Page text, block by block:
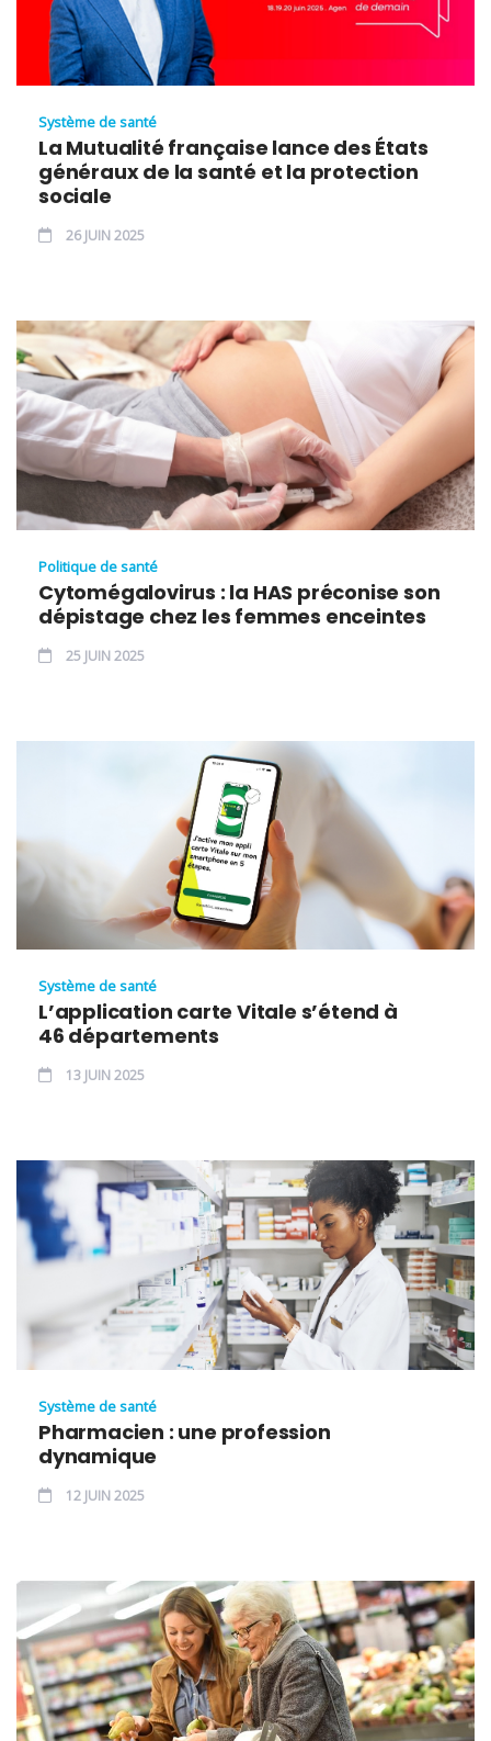
Système de santé
La Mutualité française lance des États
généraux de la santé et la protection
sociale
26 JUIN 2025
Politique de santé
Cytomégalovirus : la HAS préconise son
dépistage chez les femmes enceintes
25 JUIN 2025
Système de santé
L’application carte Vitale s’étend à
46 départements
13 JUIN 2025
Système de santé
Pharmacien : une profession
dynamique
12 JUIN 2025